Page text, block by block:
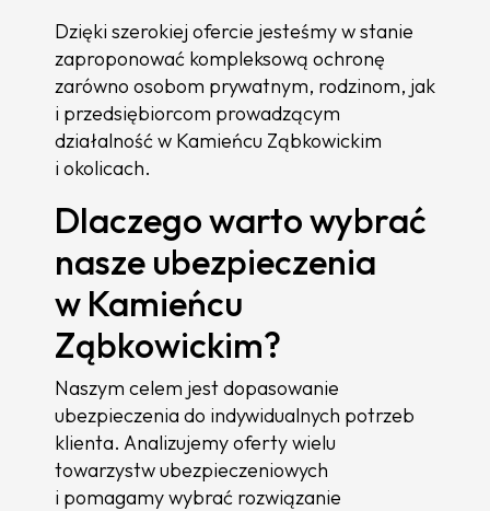
Dzięki szerokiej ofercie jesteśmy w stanie
zaproponować kompleksową ochronę
zarówno osobom prywatnym, rodzinom, jak
i przedsiębiorcom prowadzącym
działalność w Kamieńcu Ząbkowickim
i okolicach.
Dlaczego warto wybrać
nasze ubezpieczenia
w Kamieńcu
Ząbkowickim?
Naszym celem jest dopasowanie
ubezpieczenia do indywidualnych potrzeb
klienta. Analizujemy oferty wielu
towarzystw ubezpieczeniowych
i pomagamy wybrać rozwiązanie